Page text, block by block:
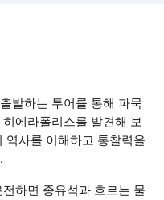
발하는 투어를 통해 파묵
에라폴리스를 발견해 보
역사를 이해하고 통찰력을
하면 종유석과 흐르는 물